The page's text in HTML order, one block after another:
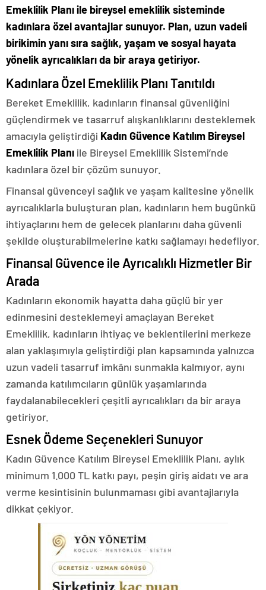
Emeklilik Planı ile bireysel emeklilik sisteminde
kadınlara özel avantajlar sunuyor. Plan, uzun vadeli
birikimin yanı sıra sağlık, yaşam ve sosyal hayata
yönelik ayrıcalıkları da bir araya getiriyor.
Kadınlara Özel Emeklilik Planı Tanıtıldı
Bereket Emeklilik, kadınların finansal güvenliğini
güçlendirmek ve tasarruf alışkanlıklarını desteklemek
amacıyla geliştirdiği Kadın Güvence Katılım Bireysel
Emeklilik Planı ile Bireysel Emeklilik Sistemi’nde
kadınlara özel bir çözüm sunuyor.
Finansal güvenceyi sağlık ve yaşam kalitesine yönelik
ayrıcalıklarla buluşturan plan, kadınların hem bugünkü
ihtiyaçlarını hem de gelecek planlarını daha güvenli
şekilde oluşturabilmelerine katkı sağlamayı hedefliyor.
Finansal Güvence ile Ayrıcalıklı Hizmetler Bir
Arada
Kadınların ekonomik hayatta daha güçlü bir yer
edinmesini desteklemeyi amaçlayan Bereket
Emeklilik, kadınların ihtiyaç ve beklentilerini merkeze
alan yaklaşımıyla geliştirdiği plan kapsamında yalnızca
uzun vadeli tasarruf imkânı sunmakla kalmıyor, aynı
zamanda katılımcıların günlük yaşamlarında
faydalanabilecekleri çeşitli ayrıcalıkları da bir araya
getiriyor.
Esnek Ödeme Seçenekleri Sunuyor
Kadın Güvence Katılım Bireysel Emeklilik Planı, aylık
minimum 1.000 TL katkı payı, peşin giriş aidatı ve ara
verme kesintisinin bulunmaması gibi avantajlarıyla
dikkat çekiyor.